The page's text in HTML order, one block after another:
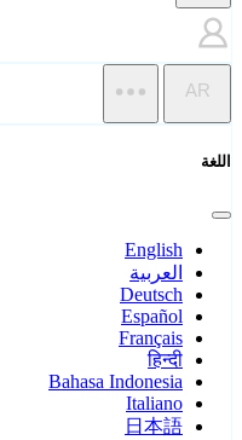
AR
اللغة
English
العربية
Deutsch
Español
Français
हिन्दी
Bahasa Indonesia
Italiano
日本語